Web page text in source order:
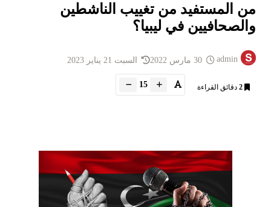
من المستفيد من تغييب الناشطين
والصحافيين في ليبيا؟
admin السبت 21 يناير 2023
2 دقائق القراءة 15